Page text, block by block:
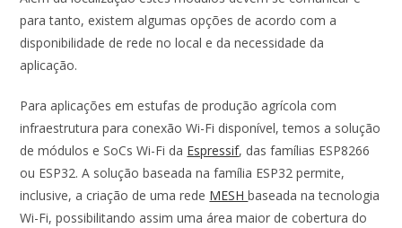
para tanto, existem algumas opções de acordo com a
disponibilidade de rede no local e da necessidade da
aplicação.
Para aplicações em estufas de produção agrícola com
infraestrutura para conexão Wi-Fi disponível, temos a solução
de módulos e SoCs Wi-Fi da Espressif, das famílias ESP8266
ou ESP32. A solução baseada na família ESP32 permite,
inclusive, a criação de uma rede MESHbaseada na tecnologia
Wi-Fi, possibilitando assim uma área maior de cobertura do